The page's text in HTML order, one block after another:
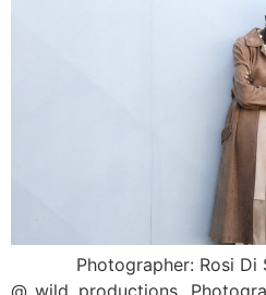
Photographer: Rosi Di
@_wild_productions_